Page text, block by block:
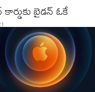
బైడన్‌ ఓకే